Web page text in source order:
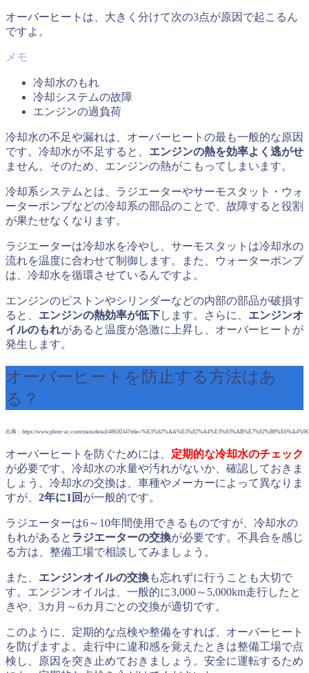
オーバーヒートは、大きく分けて次の3点が原因で起こるん
ですよ。
冷却水のもれ
冷却システムの故障
エンジンの過負荷
冷却水の不足や漏れは、オーバーヒートの最も一般的な原因
です。冷却水が不足すると、 エンジンの熱を効率よく逃がせ
ません。そのため、エンジンの熱がこもってしまいます。
冷却系システムとは、ラジエーターやサーモスタット・ウォ
ーターポンプなどの冷却系の部品のことで、故障すると役割
が果たせなくなります。
ラジエーターは冷却水を冷やし、サーモスタットは冷却水の
流れを温度に合わせて制御します。また、ウォーターポンプ
は、冷却水を循環させているんですよ。
エンジンのピストンやシリンダーなどの内部の部品が破損す
ると、 エンジンの熱効率が低下します。さらに、 エンジンオ
イルのもれがあると温度が急激に上昇し、オーバーヒートが
発生します。
オーバーヒートを防止する方法はあ
る？
出典：https://www.photo-ac.com/main/detail/4863034?title=%E3%82%AA%E3%82%A4%E3%83%AB%E7%82%B9%E6%A4%9C
オーバーヒートを防ぐためには、 定期的な冷却水のチェック
が必要です。冷却水の水量や汚れがないか、確認しておきま
しょう。冷却水の交換は、車種やメーカーによって異なりま
すが、 2年に1回 が一般的です。
ラジエーターは6～10年間使用できるものですが、冷却水の
もれがあると ラジエーターの交換が必要です。不具合を感じ
る方は、整備工場で相談してみましょう。
また、 エンジンオイルの交換も忘れずに行うことも大切で
す。エンジンオイルは、一般的に3,000～5,000km走行したと
きや、3カ月～6カ月ごとの交換が適切です。
このように、定期的な点検や整備をすれば、オーバーヒート
を防げますよ。走行中に違和感を覚えたときは整備工場で点
検し、原因を突き止めておきましょう。安全に運転するため